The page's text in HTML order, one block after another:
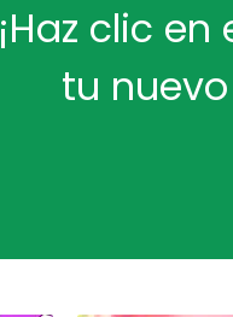
¡Haz clic
tu